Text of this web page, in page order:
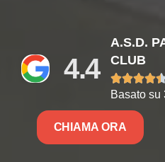
4.4
A.S.D.
CLUB

Basato su
CHIAMA ORA